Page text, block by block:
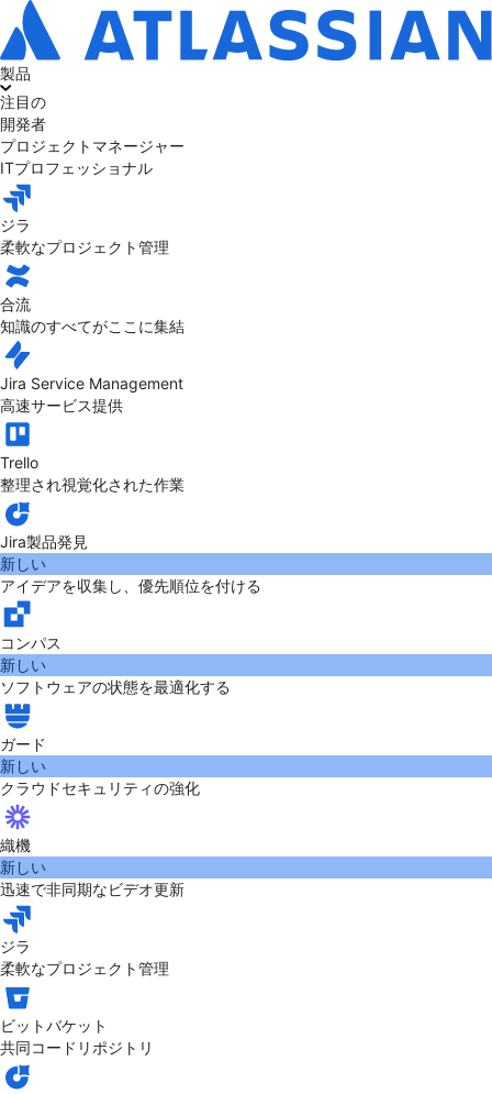
製品
注目の
開発者
プロジェクトマネージャー
ITプロフェッショナル
ジラ
柔軟なプロジェクト管理
合流
知識のすべてがここに集結
Jira Service Management
高速サービス提供
Trello
整理され視覚化された作業
Jira製品発見
新しい
アイデアを収集し、優先順位を付ける
コンパス
新しい
ソフトウェアの状態を最適化する
ガード
新しい
クラウドセキュリティの強化
織機
新しい
迅速で非同期なビデオ更新
ジラ
柔軟なプロジェクト管理
ビットバケット
共同コードリポジトリ